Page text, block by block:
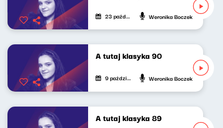
23 października 2025 Weronika Boczek
A tutaj klasyka 90
9 października 2025 Weronika Boczek
A tutaj klasyka 89